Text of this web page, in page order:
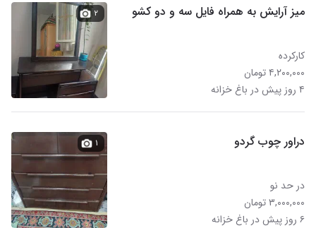
میز آرایش به همراه فایل سه و دو کشو
کارکرده
۴,۲۰۰,۰۰۰ تومان
۴ روز پیش در باغ خزانه
۲
دراور چوب گردو
در حد نو
۳,۰۰۰,۰۰۰ تومان
۶ روز پیش در باغ خزانه
۱